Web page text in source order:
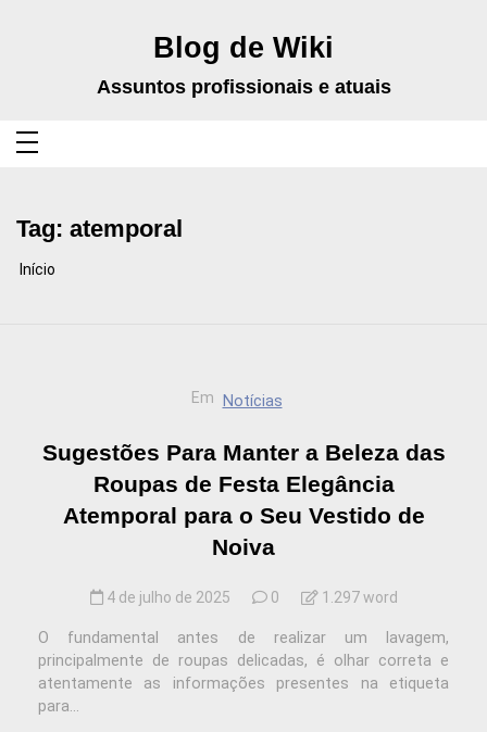
Blog de Wiki
Assuntos profissionais e atuais
Tag: atemporal
Início
Em Notícias
Sugestões Para Manter a Beleza das
Roupas de Festa Elegância
Atemporal para o Seu Vestido de
Noiva
4 de julho de 2025 0 1.297 word
O fundamental antes de realizar um lavagem,
principalmente de roupas delicadas, é olhar correta e
atentamente as informações presentes na etiqueta
para...